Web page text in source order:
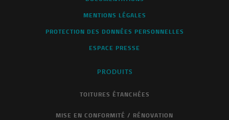
MENTIONS LÉGALES
PROTECTION DES DONNÉES PERSONNELLES
ESPACE PRESSE
PRODUITS
TOITURES ÉTANCHÉES
MISE EN CONFORMITÉ / RÉNOVATION